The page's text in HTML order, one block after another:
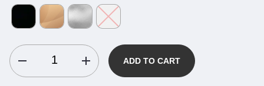
ADD TO CART